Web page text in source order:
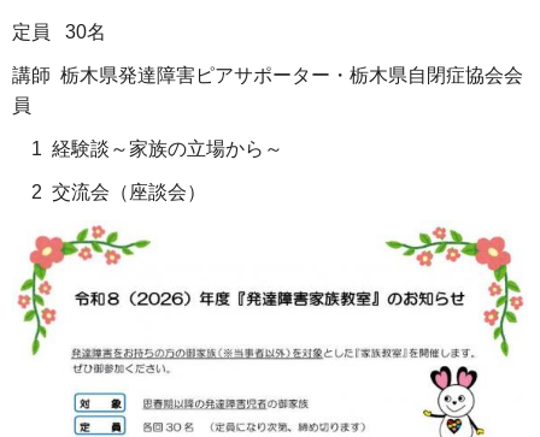
定員 30名
講師 栃木県発達障害ピアサポーター・栃木県自閉症協会会
員
1 経験談～家族の立場から～
2 交流会（座談会）